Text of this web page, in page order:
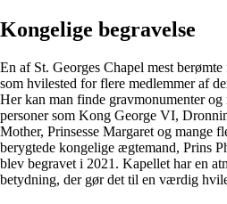
Kongelige begravelse
En af St. Georges Chapel mest
som hvilested for flere medlemmer af
Her kan man finde gravmonumenter
personer som Kong George VI,
Mother, Prinsesse Margaret og mange
berygtede kongelige ægtemand, Prins
blev begravet i 2021. Kapellet har en
betydning, der gør det til en værdig